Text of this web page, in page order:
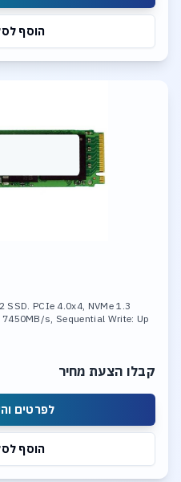
הוסף
SSD. PCIe 4.0x4, NVMe 1.3
s, Sequential Write: Up
קבלו הצעת מחיר
לפרטים
הוסף